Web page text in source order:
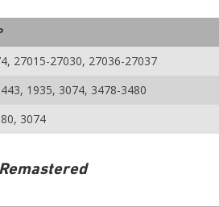
27015-27030, 27036-27037
1935, 3074, 3478-3480
3074